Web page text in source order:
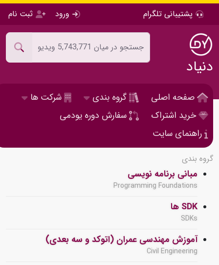
پشتیبانی تلگرام ورود ثبت نام
دنیاد
صفحه اصلی گروه بندی
شرکت ها
خرید اشتراک
سفارش دوره یودمی
راهنمای سایت
گروه بندی
مبانی برنامه نویسی
Programming Foundations
SDK ها
SDKs
آموزش مهندسی عمران (اتوکد و سه بعدی)
Civil Engineering